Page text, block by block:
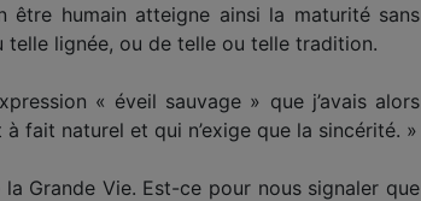
être humain atteigne ainsi la maturité sans
telle lignée, ou de telle ou telle tradition.
« éveil sauvage » que j’avais alors
fait naturel et qui n’exige que la sincérité. »
Grande Vie. Est-ce pour nous signaler que